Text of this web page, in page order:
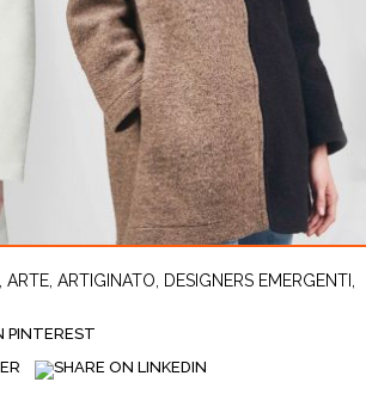
ARTE, ARTIGINATO DESIGNERS EMERGENTI